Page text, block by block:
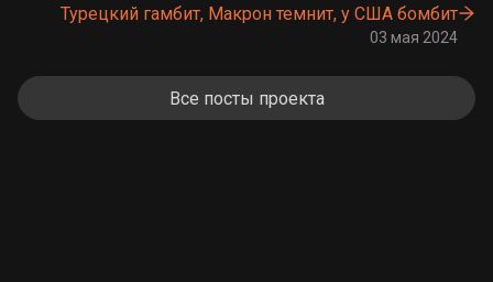
Турецкий гамбит, Макрон темнит, у США бомбит
03 мая 2024
Все посты проекта